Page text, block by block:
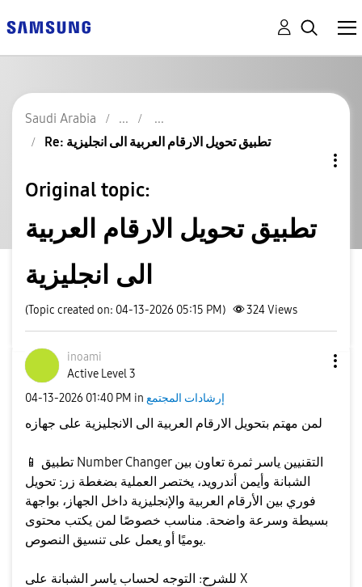
Saudi Arabia
Re: تطبيق تحويل الارقام العربية الى انجليزية
Original topic:
تطبيق تحويل الارقام العربية
الى انجليزية
(Topic created on: 04-13-2026 05:15 PM) 324Views
inoami
Active Level 3
‎04-13-2026 01:40 PM in إرشادات المجتمع
📱
الشبانة وأيمن أندرويد، يختصر العملية بضغطة زر: تحويل
فوري بين الأرقام العربية والإنجليزية داخل الجهاز، بواجهة
بسيطة وسرعة واضحة. مناسب خصوصًا لمن يكتب محتوى
يوميًا أو يعمل على تنسيق النصوص.
للشرح: التوجه لحساب ياسر الشبانة على X